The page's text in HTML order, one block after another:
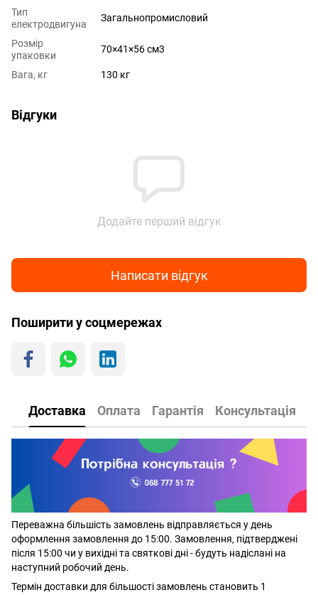
Тип
електродвигуна
Загальнопромисловий
Розмір
упаковки
70×41×56 см3
Вага, кг 130 кг
Відгуки
Додайте перший відгук
Написати відгук
Поширити у соцмережах
Доставка Оплата Гарантія Консультація
Переважна більшість замовлень відправляється у день
оформлення замовлення до 15:00. Замовлення, підтверджені
після 15:00 чи у вихідні та святкові дні - будуть надіслані на
наступний робочий день.
Термін доставки для більшості замовлень становить 1